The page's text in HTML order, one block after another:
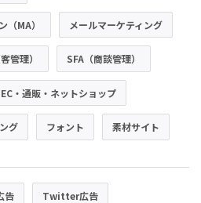
（MA） メールマーケティング
管理） SFA（商談管理）
EC・通販・ネットショップ
グ フォント 素材サイト
告 Twitter広告